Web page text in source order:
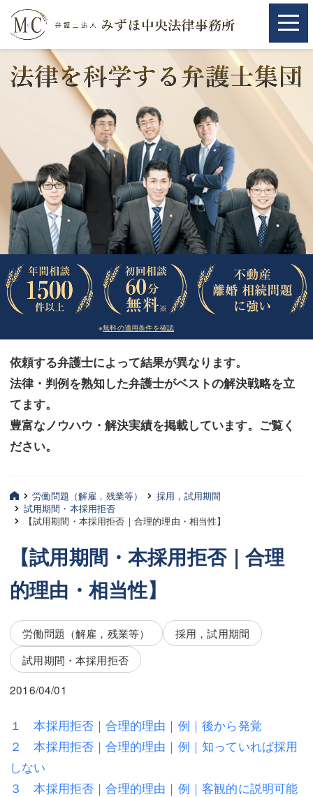
ホーム
相続・遺言
離婚（夫婦間トラブル）
企業法務
労働問題（解雇，残業等）
刑事弁護
交通事故
法律相談など（その他）
お客様へ
みずほ中央の特長・実質編
みずほ中央の特長・形式編
三平 聡史
坂本 陽一
桶川 聡
三平 隆史
吉元 優仁
小川 祐
弁護士費用
不動産
相続・遺言
※無料の適用条件を確認
依頼する弁護士によって結果が異なります。
法律・判例を熟知した弁護士がベストの解決戦略を立
てます。
豊富なノウハウ・解決実績を掲載しています。ご覧く
ださい。
ホーム
相続・遺言
離婚（夫婦間トラブル）
企業法務
労働問題（解雇，残業等）
刑事弁護
交通事故
法律相談など（その他）
お客様へ
みずほ中央の特長・実質編
みずほ中央の特長・形式編
三平 聡史
坂本 陽一
桶川 聡
三平 隆史
吉元 優仁
弁護士費用
不動産
相続・遺言
離婚（夫婦間トラブル）
労働問題（解雇，残業等）
採用，試用期間
試用期間・本採用拒否
【試用期間・本採用拒否｜合理的理由・相当性】
【試用期間・本採用拒否｜合理
的理由・相当性】
労働問題（解雇，残業等）
採用，試用期間
試用期間・本採用拒否
2016/04/01
１ 本採用拒否｜合理的理由｜例｜後から発覚
２ 本採用拒否｜合理的理由｜例｜知っていれば採用
しない
３ 本採用拒否｜合理的理由｜例｜客観的に説明可能